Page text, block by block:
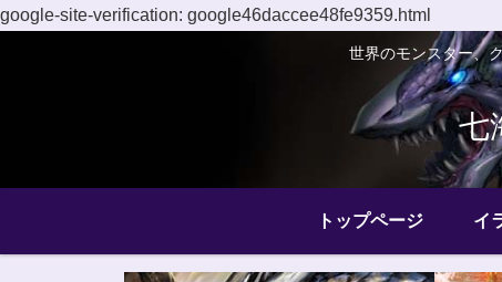
google-site-verification: google46daccee48fe9359.html
世界のモンスター、
七
トップページ イ